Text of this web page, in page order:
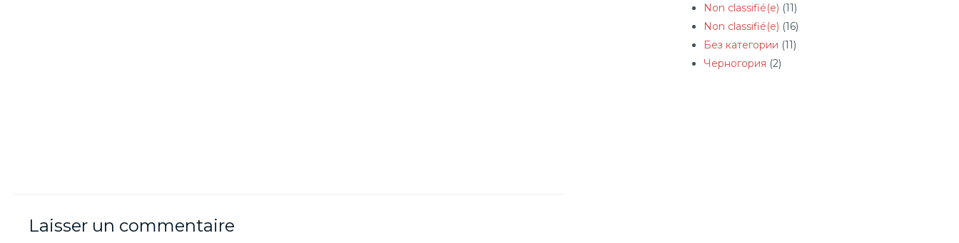
Laisser un commentaire
Non classifié(e) (11)
Non classifié(e) (16)
Без категории (11)
Черногория (2)